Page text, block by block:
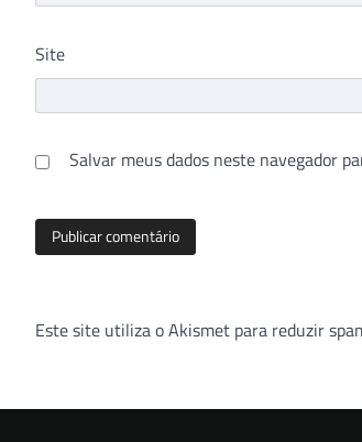
Site
Salvar meus dados neste navegador
Este site utiliza o Akismet para reduzir